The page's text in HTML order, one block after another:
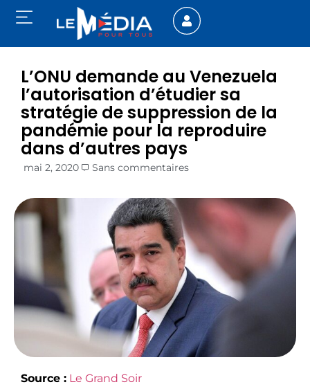
L’ONU demande au Venezuela
l’autorisation d’étudier sa
stratégie de suppression de la
pandémie pour la reproduire
dans d’autres pays
mai 2, 2020 Sans commentaires
Source : Le Grand Soir